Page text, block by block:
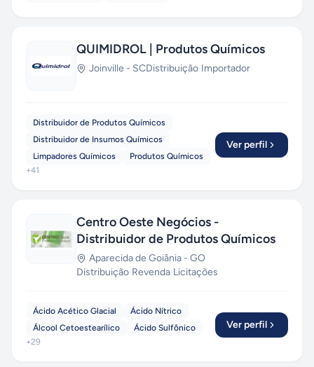
QUIMIDROL | Produtos Químicos
Joinville - SCDistribuição·Importador
Distribuidor de Produtos Químicos
Distribuidor de Insumos Químicos
Limpadores Químicos
Produtos Químicos
+41
Ver perfil
Centro Oeste Negócios -
Distribuidor de Produtos Químicos
Aparecida de Goiânia - GO
Distribuição·Revenda·Licitações
Ácido Acético Glacial
Ácido Nítrico
Álcool Cetoestearílico
Ácido Sulfônico
+29
Ver perfil